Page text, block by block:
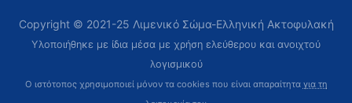
Copyright © 2021-25 Λιμενικό Σώμα-Ελληνική Ακτοφυλακή
Υλοποιήθηκε με ίδια μέσα με χρήση ελεύθερου και ανοιχτού
λογισμικού
Ο ιστότοπος χρησιμοποιεί μόνον τα cookies που είναι απαραίτητα για τη